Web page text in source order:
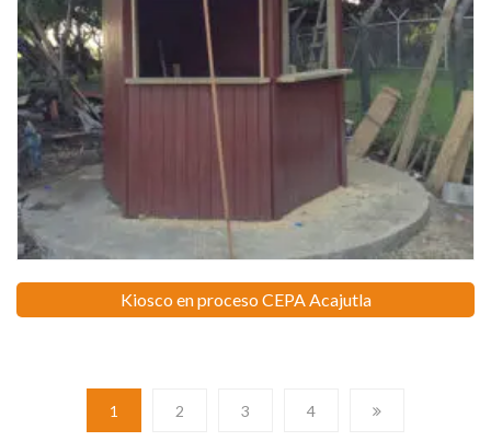
Kiosco en proceso CEPA Acajutla
1 2 3 4